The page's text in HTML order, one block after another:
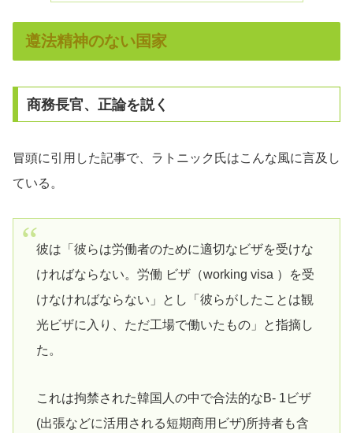
遵法精神のない国家
商務長官、正論を説く
冒頭に引用した記事で、ラトニック氏はこんな風に言及し
ている。
彼は「彼らは労働者のために適切なビザを受けな
ければならない。労働 ビザ（working visa ）を受
けなければならない」とし「彼らがしたことは観
光ビザに入り、ただ工場で働いたもの」と指摘し
た。
これは拘禁された韓国人の中で合法的なB- 1ビザ
(出張などに活用される短期商用ビザ)所持者も含